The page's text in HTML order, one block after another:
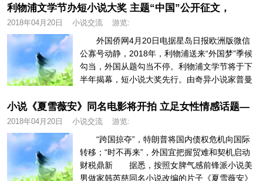
利物浦文学节办短小说大奖 主题“中国”公开征文，
2018年04月20日 小说交流 游览:
外国侨网4月20日电据星岛日报欧洲版微信
公寡号动静，2018年，利物浦送来“外国梦”季候
勾当，外国从题勾当不停。利物浦文学节将于下
半年揭幕，短小说大奖先行。由奇异小说家普曼
小说《夏雪薇安》同名电影将开拍 立足女性情感话题—
2018年04月20日 小说交流 游览:
“跨国掠夺”，特朗普将国内债权危机向国际
转移；“时不再来”，外国宜把握贸难和契机启动
财税鼎新 据悉，按照女脾气感前锋派小说美
男做家韩芮慈同名小说改编的片子《夏雪薇安》